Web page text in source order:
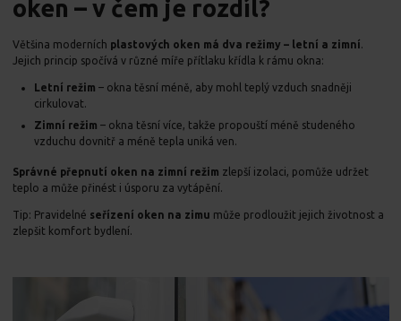
oken – v čem je rozdíl?
Většina moderních plastových oken má dva režimy – letní a zimní
Jejich princip spočívá v různé míře přítlaku křídla k rámu okna:
Letní režim – okna těsní méně, aby mohl teplý vzduch snadněji
cirkulovat.
Zimní režim – okna těsní více, takže propouští méně studeného
vzduchu dovnitř a méně tepla uniká ven.
Správné přepnutí oken na zimní režim zlepší izolaci, pomůže udržet
teplo a může přinést i úsporu za vytápění.
Tip: Pravidelné seřízení oken na zimu může prodloužit jejich životnost a
zlepšit komfort bydlení.